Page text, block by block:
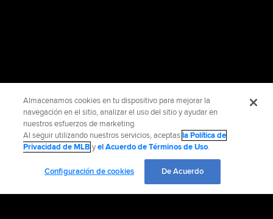
Almacenamos cookies en tu dispositivo para mejorar la
navegación en el sitio, analizar el uso del sitio y ayudar en
nuestros esfuerzos de marketing.
Al seguir utilizando nuestros servicios, aceptasla Política de
Privacidad de MLB yel Acuerdo de Términos de Uso.
Configuración de cookies De Acuerdo